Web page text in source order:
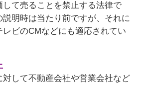
て売ることを禁止する法律で
明時は当たり前ですが、それに
ビのCMなどにも適応されてい
対して不動産会社や営業会社など